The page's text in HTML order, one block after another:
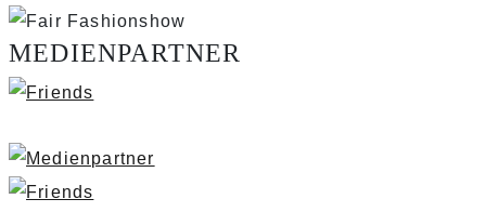
MEDIENPARTNER